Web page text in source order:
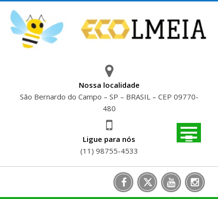
content
Nossa localidade
São Bernardo do Campo – SP – BRASIL – CEP 09770-
480
Ligue para nós
(11) 98755-4533